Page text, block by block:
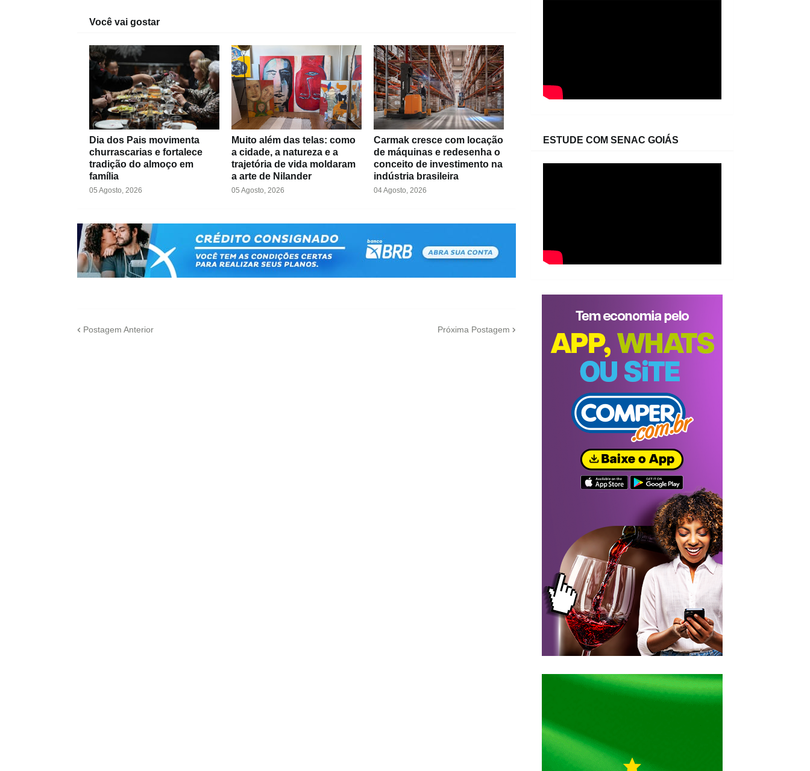
Você vai gostar
Dia dos Pais movimenta
churrascarias e fortalece
tradição do almoço em
família
05 Agosto, 2026
Muito além das telas: como
a cidade, a natureza e a
trajetória de vida moldaram
a arte de Nilander
05 Agosto, 2026
Carmak cresce com locação
de máquinas e redesenha o
conceito de investimento na
indústria brasileira
04 Agosto, 2026
Postagem Anterior Próxima Postagem
ESTUDE COM SENAC GOIÁS